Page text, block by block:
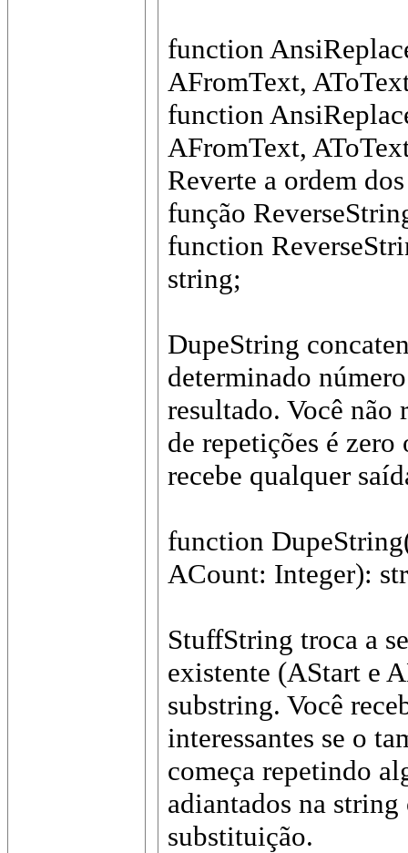
function
AFromText,
function
AFromText,
Reverte a ordem
função
function
string;
DupeString
determinado
resultado. Você não
de repetições é
recebe qualquer
function
ACount: Integer):
StuffString troca a
existente (AStart e
substring. Você
interessantes se o
começa repetindo
adiantados na
substituição.